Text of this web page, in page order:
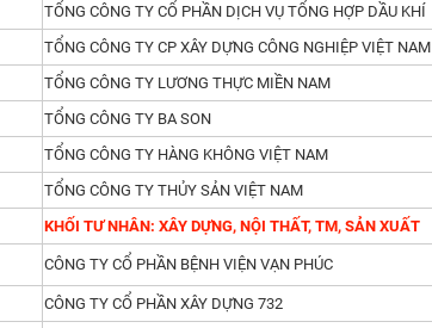
TỔNG CÔNG TY CỔ PHẦN DỊCH VỤ TỔNG HỢP DẦU KHÍ
TỔNG CÔNG TY CP XÂY DỰNG CÔNG NGHIỆP VIỆT NAM
TỔNG CÔNG TY LƯƠNG THỰC MIỀN NAM
TỔNG CÔNG TY BA SON
TỔNG CÔNG TY HÀNG KHÔNG VIỆT NAM
TỔNG CÔNG TY THỦY SẢN VIỆT NAM
KHỐI TƯ NHÂN: XÂY DỰNG, NỘI THẤT, TM, SẢN XUẤT
CÔNG TY CỔ PHẦN BỆNH VIỆN VẠN PHÚC
CÔNG TY CỔ PHẦN XÂY DỰNG 732